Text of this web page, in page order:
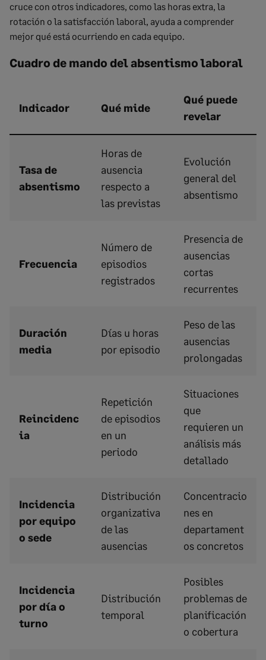
cruce con otros indicadores, como las horas extra, la
rotación o la satisfacción laboral, ayuda a comprender
mejor qué está ocurriendo en cada equipo.
Cuadro de mando del absentismo laboral
Indicador Qué mide
Qué puede
revelar
Tasa de
absentismo
Horas de
ausencia
respecto a
las previstas
Evolución
general del
absentismo
Frecuencia
Número de
episodios
registrados
Presencia de
ausencias
cortas
recurrentes
Duración
media
Días u horas
por episodio
Peso de las
ausencias
prolongadas
Reincidenc
ia
Repetición
de episodios
en un
periodo
Situaciones
que
requieren un
análisis más
detallado
Incidencia
por equipo
o sede
Distribución
organizativa
de las
ausencias
Concentracio
nes en
departament
os concretos
Incidencia
por día o
turno
Distribución
temporal
Posibles
problemas de
planificación
o cobertura